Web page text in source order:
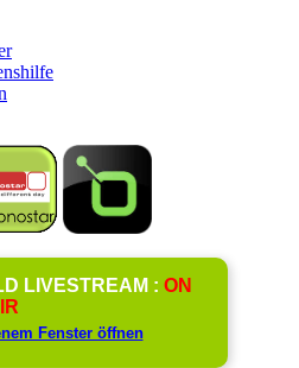
LIVESTREAM : ON
Fenster öffnen